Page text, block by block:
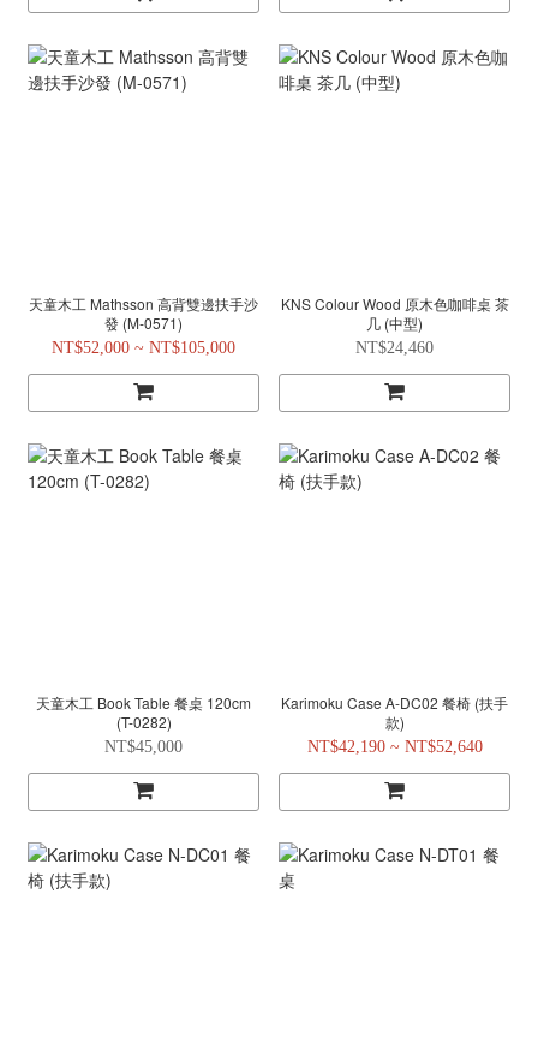
天童木工 Mathsson 高背雙邊扶手沙
發 (M-0571)
NT$52,000 ~ NT$105,000
KNS Colour Wood 原木色咖啡桌 茶
几 (中型)
NT$24,460
天童木工 Book Table 餐桌 120cm
(T-0282)
NT$45,000
Karimoku Case A-DC02 餐椅 (扶手
款)
NT$42,190 ~ NT$52,640